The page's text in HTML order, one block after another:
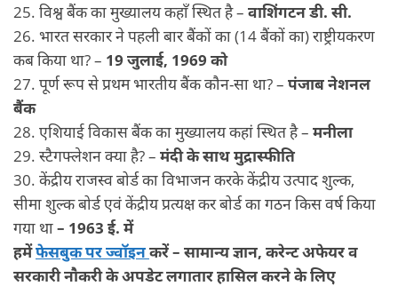
25. विश्व बैंक का मुख्यालय कहाँ स्थित है – वाशिंगटन डी. सी.
26. भारत सरकार ने पहली बार बैंकों का (14 बैंकों का) राष्ट्रीयकरण
कब किया था? – 19 जुलाई, 1969 को
27. पूर्ण रूप से प्रथम भारतीय बैंक कौन-सा था? – पंजाब नेशनल
बैंक
28. एशियाई विकास बैंक का मुख्यालय कहां स्थित है – मनीला
29. स्टैगफ्लेशन क्या है? – मंदी के साथ मुद्रास्फीति
30. केंद्रीय राजस्व बोर्ड का विभाजन करके केंद्रीय उत्पाद शुल्क,
सीमा शुल्क बोर्ड एवं केंद्रीय प्रत्यक्ष कर बोर्ड का गठन किस वर्ष किया
गया था– 1963 ई. में
हमेंफेसबुक पर ज्वॉइनकरें – सामान्य ज्ञान, करेन्ट अफेयर व
सरकारी नौकरी के अपडेट लगातार हासिल करने के लिए